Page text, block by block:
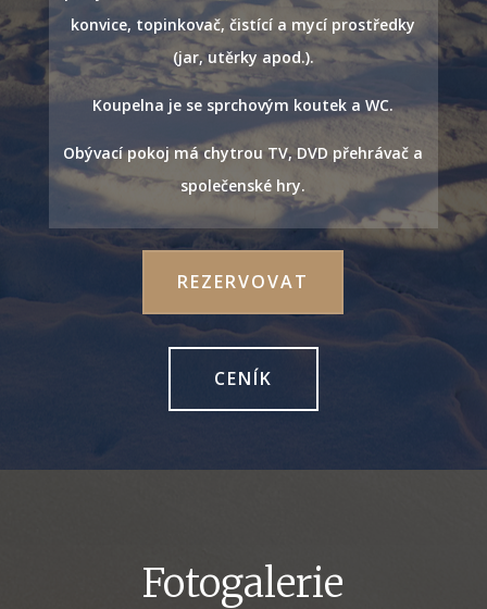
konvice, topinkovač, čistící a mycí prostředky
(jar, utěrky apod.).
Koupelna je se sprchovým koutek a WC.
Obývací pokoj má chytrou TV, DVD přehrávač a
společenské hry.
REZERVOVAT
CENÍK
Fotogalerie